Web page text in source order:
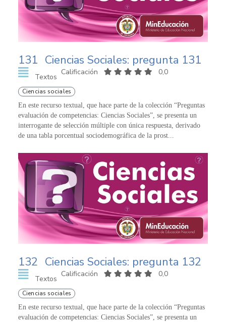
131 Ciencias Sociales: pregunta 131
Textos
Calificación 0,0
Ciencias sociales
En este recurso textual, que hace parte de la colección “Preguntas
evaluación de competencias: Ciencias Sociales”, se presenta un
interrogante de selección múltiple con única respuesta, derivado
de una tabla porcentual sociodemográfica de la prost...
132 Ciencias Sociales: pregunta 132
Textos
Calificación 0,0
Ciencias sociales
En este recurso textual, que hace parte de la colección “Preguntas
evaluación de competencias: Ciencias Sociales”, se presenta un